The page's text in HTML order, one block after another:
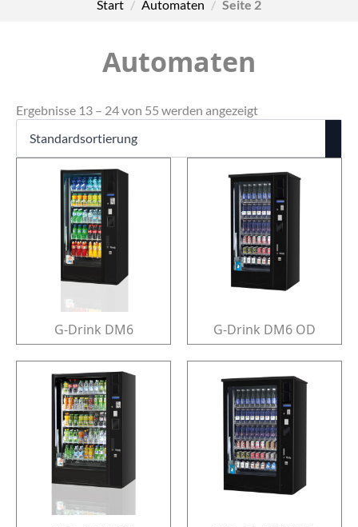
Start Automaten Seite 2
Automaten
Ergebnisse 13 – 24 von 55 werden angezeigt
G-Drink DM6 G-Drink DM6 OD